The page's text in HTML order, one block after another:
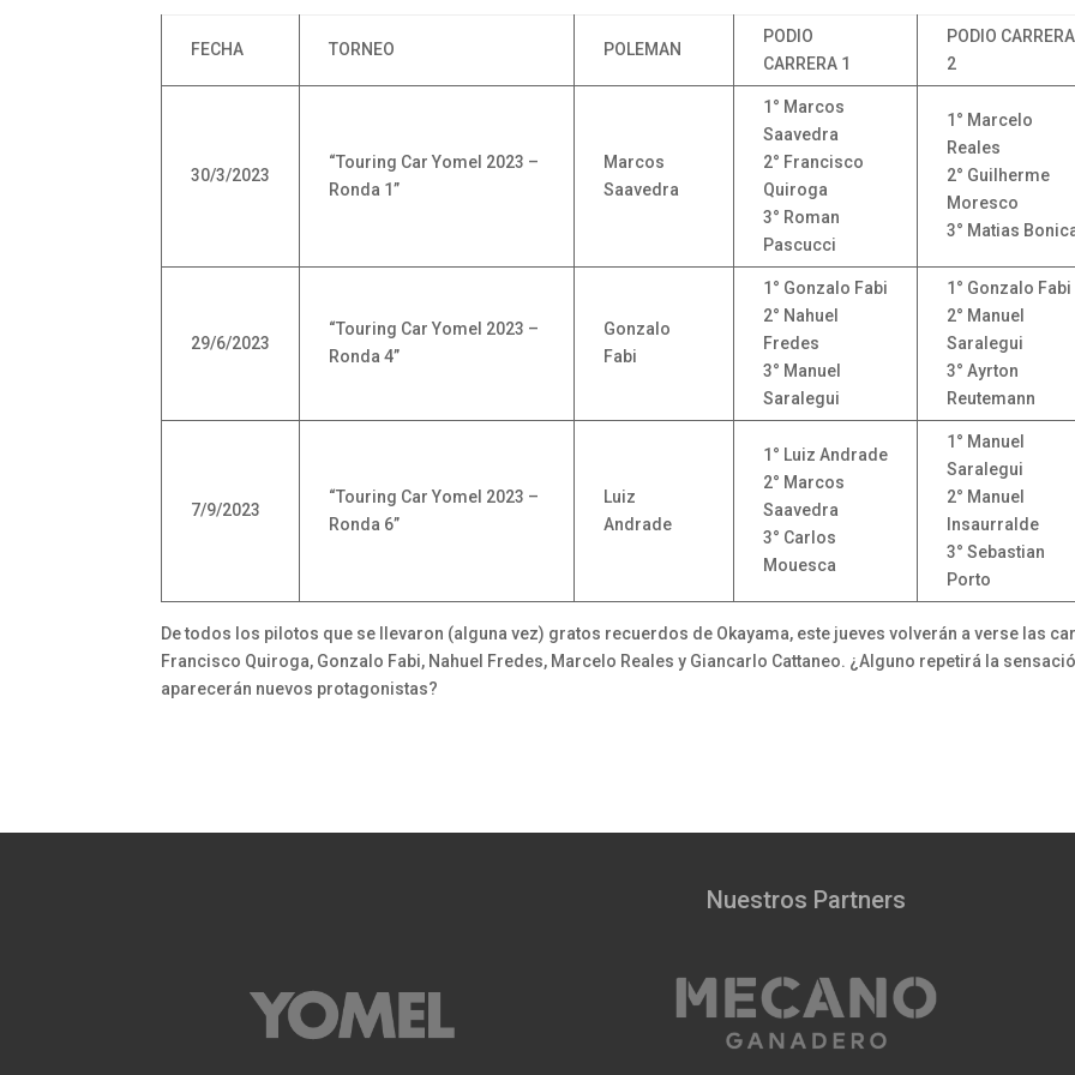
FECHA TORNEO POLEMAN
PODIO
CARRERA 1
PODIO CARRERA
2
30/3/2023
“Touring Car Yomel 2023 –
Ronda 1”
Marcos
Saavedra
1° Marcos
Saavedra
2° Francisco
Quiroga
3° Roman
Pascucci
1° Marcelo
Reales
2° Guilherme
Moresco
3° Matias
29/6/2023
“Touring Car Yomel 2023 –
Ronda 4”
Gonzalo
Fabi
1° Gonzalo Fabi
2° Nahuel
Fredes
3° Manuel
Saralegui
1° Gonzalo Fabi
2° Manuel
Saralegui
3° Ayrton
Reutemann
7/9/2023
“Touring Car Yomel 2023 –
Ronda 6”
Luiz
Andrade
1° Luiz Andrade
2° Marcos
Saavedra
3° Carlos
Mouesca
1° Manuel
Saralegui
2° Manuel
Insaurralde
3° Sebastian
Porto
De todos los pilotos que se llevaron (alguna vez) gratos recuerdos de Okayama, este jueves volverán a verse las
Francisco Quiroga, Gonzalo Fabi, Nahuel Fredes, Marcelo Reales y Giancarlo Cattaneo. ¿Alguno repetirá la
aparecerán nuevos protagonistas?
Nuestros Partners